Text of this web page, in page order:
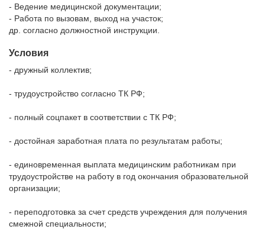
- Ведение медицинской документации;
- Работа по вызовам, выход на участок;
др. согласно должностной инструкции.
Условия
- дружный коллектив;
- трудоустройство согласно ТК РФ;
- полный соцпакет в соответствии с ТК РФ;
- достойная заработная плата по результатам работы;
- единовременная выплата медицинским работникам при
трудоустройстве на работу в год окончания образовательной
организации;
- переподготовка за счет средств учреждения для получения
смежной специальности;